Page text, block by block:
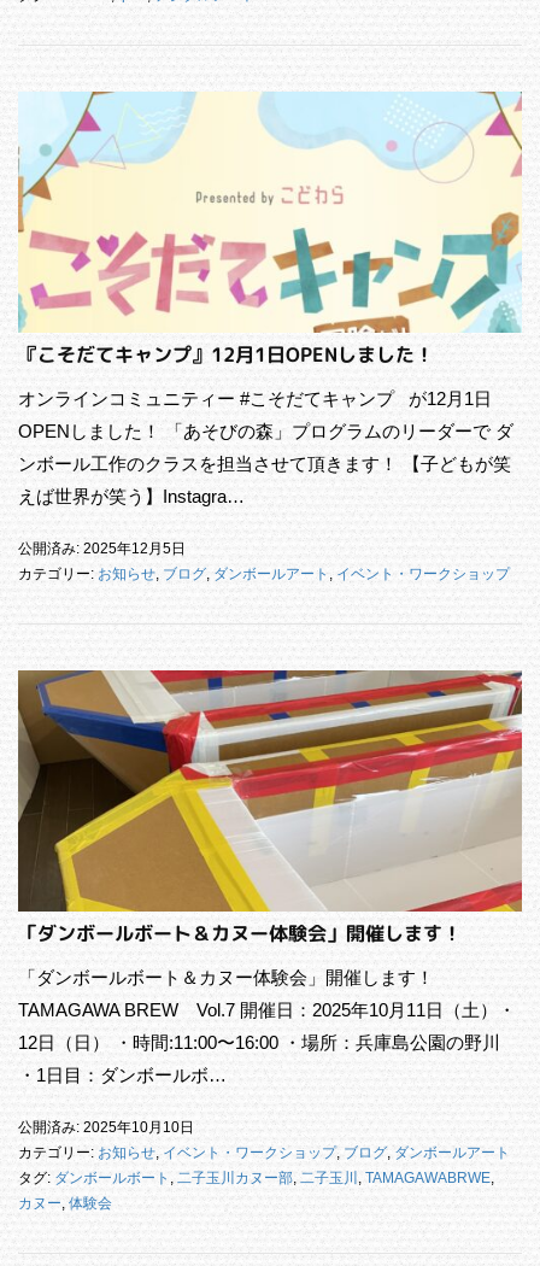
『こそだてキャンプ』12月1日OPENしました！
オンラインコミュニティー #こそだてキャンプ が12月1日
OPENしました！ 「あそびの森」プログラムのリーダーで ダ
ンボール工作のクラスを担当させて頂きます！ 【子どもが笑
えば世界が笑う】Instagra…
公開済み: 2025年12月5日
カテゴリー: お知らせ, ブログ, ダンボールアート, イベント・ワークショップ
「ダンボールボート＆カヌー体験会」開催します！
「ダンボールボート＆カヌー体験会」開催します！
TAMAGAWA BREW Vol.7 開催日：2025年10月11日（土）・
12日（日） ・時間:11:00〜16:00 ・場所：兵庫島公園の野川
・1日目：ダンボールボ…
公開済み: 2025年10月10日
カテゴリー: お知らせ, イベント・ワークショップ, ブログ, ダンボールアート
タグ: ダンボールボート , 二子玉川カヌー部, 二子玉川 , TAMAGAWABRWE,
カヌー, 体験会